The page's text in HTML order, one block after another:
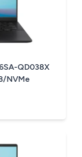
QD038X
NVMe